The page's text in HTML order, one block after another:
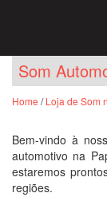
Som
Home /Loja de Som
Bem-vindo à
automotivo na
estaremos
regiões.